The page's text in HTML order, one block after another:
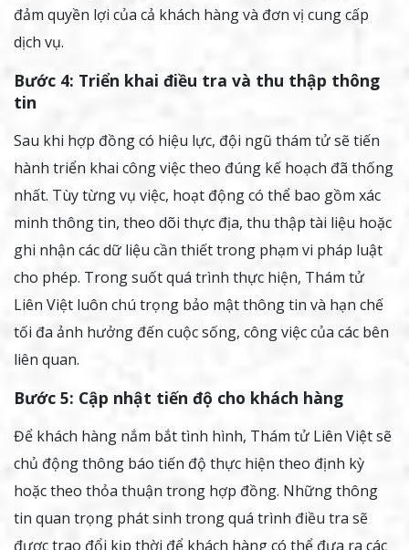
đảm quyền lợi của cả khách hàng và đơn vị cung cấp
dịch vụ.
Bước 4: Triển khai điều tra và thu thập thông
tin
Sau khi hợp đồng có hiệu lực, đội ngũ thám tử sẽ tiến
hành triển khai công việc theo đúng kế hoạch đã thống
nhất. Tùy từng vụ việc, hoạt động có thể bao gồm xác
minh thông tin, theo dõi thực địa, thu thập tài liệu hoặc
ghi nhận các dữ liệu cần thiết trong phạm vi pháp luật
cho phép. Trong suốt quá trình thực hiện, Thám tử
Liên Việt luôn chú trọng bảo mật thông tin và hạn chế
tối đa ảnh hưởng đến cuộc sống, công việc của các bên
liên quan.
Bước 5: Cập nhật tiến độ cho khách hàng
Để khách hàng nắm bắt tình hình, Thám tử Liên Việt sẽ
chủ động thông báo tiến độ thực hiện theo định kỳ
hoặc theo thỏa thuận trong hợp đồng. Những thông
tin quan trọng phát sinh trong quá trình điều tra sẽ
được trao đổi kịp thời để khách hàng có thể đưa ra các